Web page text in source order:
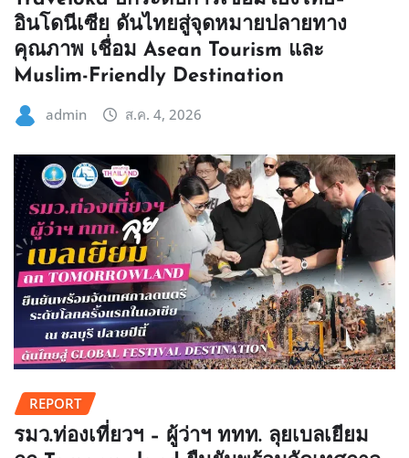
อินโดนีเซีย ดันไทยสู่จุดหมายปลายทาง
คุณภาพ เชื่อม Asean Tourism และ
Muslim-Friendly Destination
admin ส.ค. 4, 2026
REPORT
รมว.ท่องเที่ยวฯ – ผู้ว่าฯ ททท. ลุยเบลเยียม